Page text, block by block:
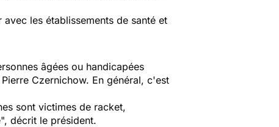
les établissements de santé et
âgées ou handicapées
Czernichow. En général, c'est
sont victimes de racket,
décrit le président.